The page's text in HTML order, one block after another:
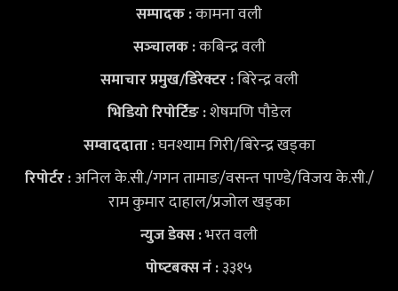
सम्पादक :कामना वली
सञ्‍चालक :कबिन्द्र वली
समाचार प्रमुख/डिरेक्टर :बिरेन्द्र वली
भिडियोरिपोर्टिङ :शेषमणि पौडेल
सम्वाददाता :घनश्याम गिरी/बिरेन्द्र खड्का
रिपोर्टर :अनिल के.सी./गगन तामाङ/वसन्त पाण्डे/विजय के.सी./
राम कुमार दाहाल/प्रजोल खड्का
न्युज डेक्स:भरत वली
पोष्‍टबक्स नं :३३१५